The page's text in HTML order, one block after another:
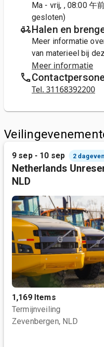
Ma - vrij, , 08:00 午
gesloten)
Halen en
Meer informatie
van materieel bij
Meer informatie
Tel. 31168392200
9 sep - 10 sep 2
Netherlands
NLD
1,169 Items
Termijnveiling
Zevenbergen, NLD